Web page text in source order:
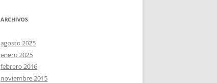
ARCHIVOS
agosto 2025
enero 2025
febrero 2016
noviembre 2015